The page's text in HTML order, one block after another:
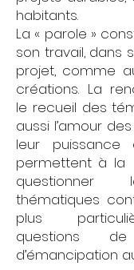
habitants.
La « parole »
son travail, dans
projet, comme
créations. La
le recueil des
aussi l’amour
leur
permettent à
questionner
thématiques
plus
questions
d’émancipation